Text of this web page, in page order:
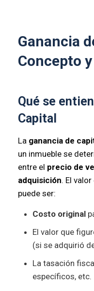
Ganancia
Concepto
Qué se
Capital
La ganancia de
un inmueble se
entre el precio de
adquisición. El
puede ser:
Costo original
El valor que
(si se adquirió
La tasación
específicos, etc.